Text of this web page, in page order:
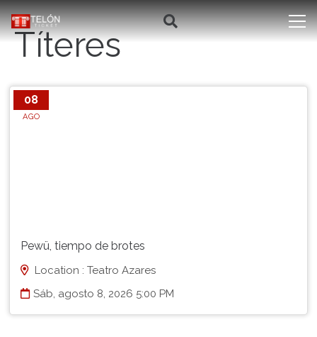
Títeres
08
AGO
Pewü, tiempo de brotes
Location : Teatro Azares
Sáb, agosto 8, 2026 5:00 PM